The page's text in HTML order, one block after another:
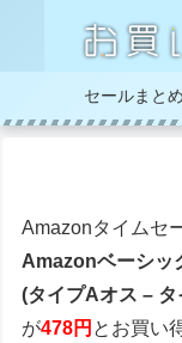
セールまとめ
Amazonタイムセ
Amazonベーシッ
(タイプAオス –
が478円 とお買い